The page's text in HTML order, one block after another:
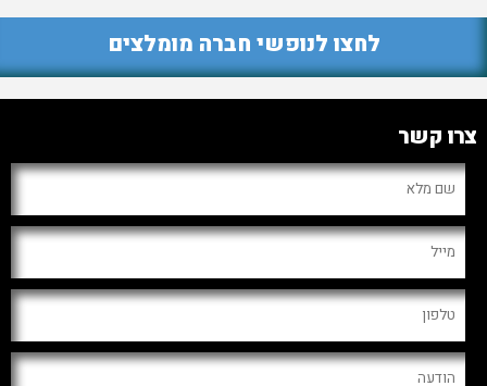
לחצו לנופשי חברה מומלצים
צרו קשר